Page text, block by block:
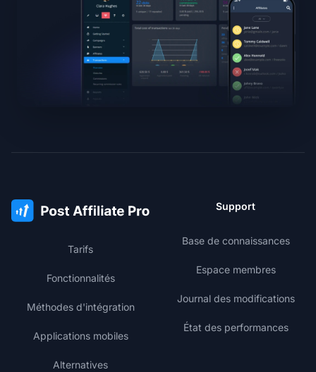
Tarifs
Fonctionnalités
Méthodes d'intégration
Applications mobiles
Alternatives
Support
Base de connaissances
Espace membres
Journal des modifications
État des performances